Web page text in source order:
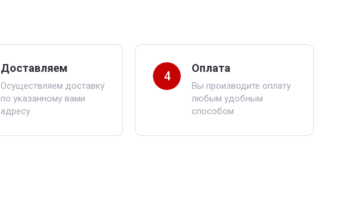
Доставляем
Осуществляем доставку
по указанному вами
адресу
4
Оплата
Вы производите оплату
любым удобным
способом